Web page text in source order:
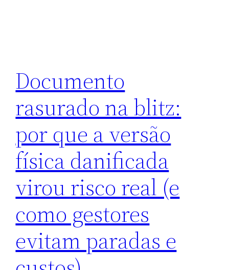
Documento
rasurado na blitz:
por que a versão
física danificada
virou risco real (e
como gestores
evitam paradas e